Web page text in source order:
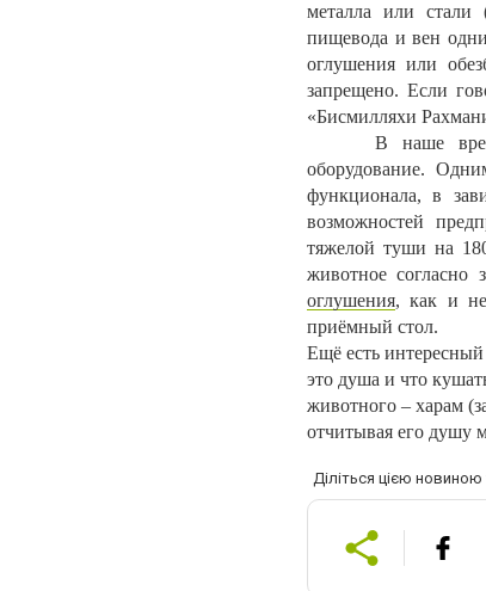
металла или стали
пищевода и вен
оглушения или
запрещено. Если
«Бисмилляхи
В наше
оборудование.
функционала, в
возможностей
тяжелой туши на
животное согласно
оглушения, как и
приёмный стол.
Ещё есть
это душа и что
животного – харам
отчитывая его душу
Діліться цією новиною